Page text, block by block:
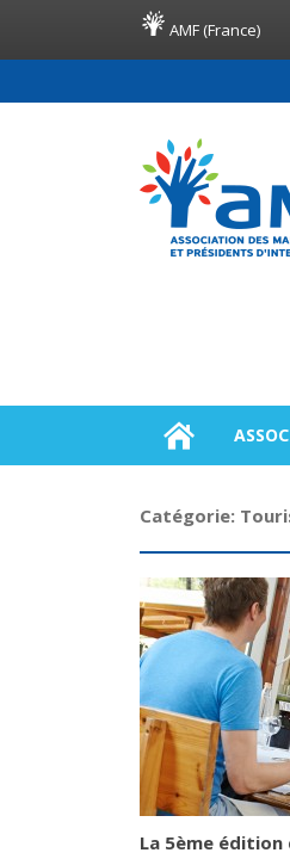
AMF (France)
Catégorie:
La 5ème édition